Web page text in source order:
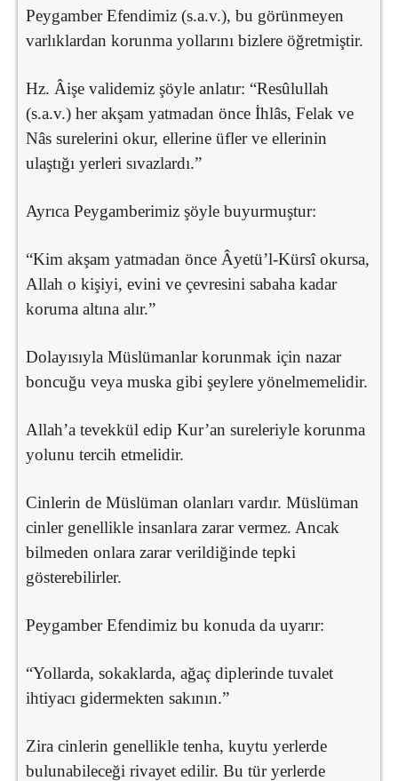
Peygamber Efendimiz (s.a.v.), bu görünmeyen
varlıklardan korunma yollarını bizlere öğretmiştir.
Hz. Âişe validemiz şöyle anlatır: “Resûlullah
(s.a.v.) her akşam yatmadan önce İhlâs, Felak ve
Nâs surelerini okur, ellerine üfler ve ellerinin
ulaştığı yerleri sıvazlardı.”
Ayrıca Peygamberimiz şöyle buyurmuştur:
“Kim akşam yatmadan önce Âyetü’l-Kürsî okursa,
Allah o kişiyi, evini ve çevresini sabaha kadar
koruma altına alır.”
Dolayısıyla Müslümanlar korunmak için nazar
boncuğu veya muska gibi şeylere yönelmemelidir.
Allah’a tevekkül edip Kur’an sureleriyle korunma
yolunu tercih etmelidir.
Cinlerin de Müslüman olanları vardır. Müslüman
cinler genellikle insanlara zarar vermez. Ancak
bilmeden onlara zarar verildiğinde tepki
gösterebilirler.
Peygamber Efendimiz bu konuda da uyarır:
“Yollarda, sokaklarda, ağaç diplerinde tuvalet
ihtiyacı gidermekten sakının.”
Zira cinlerin genellikle tenha, kuytu yerlerde
bulunabileceği rivayet edilir. Bu tür yerlerde